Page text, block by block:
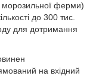
морозильної ферми)
до 300 тис.
для дотримання
на вхідний